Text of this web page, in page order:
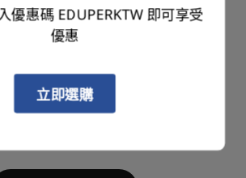
而打造
等智慧
同步所
優惠碼 EDUPERKTW 即可享受
優惠
立即選購